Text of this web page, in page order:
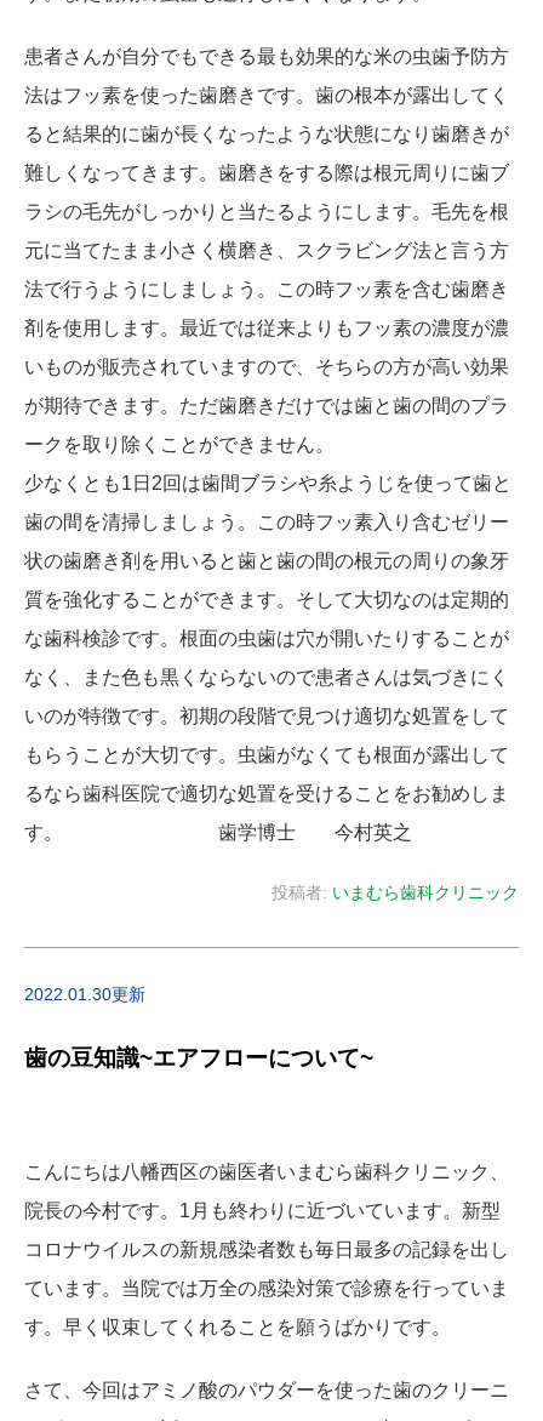
患者さんが自分でもできる最も効果的な米の虫歯予防方
法はフッ素を使った歯磨きです。歯の根本が露出してく
ると結果的に歯が長くなったような状態になり歯磨きが
難しくなってきます。歯磨きをする際は根元周りに歯ブ
ラシの毛先がしっかりと当たるようにします。毛先を根
元に当てたまま小さく横磨き、スクラビング法と言う方
法で行うようにしましょう。この時フッ素を含む歯磨き
剤を使用します。最近では従来よりもフッ素の濃度が濃
いものが販売されていますので、そちらの方が高い効果
が期待できます。ただ歯磨きだけでは歯と歯の間のプラ
ークを取り除くことができません。
少なくとも1日2回は歯間ブラシや糸ようじを使って歯と
歯の間を清掃しましょう。この時フッ素入り含むゼリー
状の歯磨き剤を用いると歯と歯の間の根元の周りの象牙
質を強化することができます。そして大切なのは定期的
な歯科検診です。根面の虫歯は穴が開いたりすることが
なく、また色も黒くならないので患者さんは気づきにく
いのが特徴です。初期の段階で見つけ適切な処置をして
もらうことが大切です。虫歯がなくても根面が露出して
るなら歯科医院で適切な処置を受けることをお勧めしま
す。 歯学博士 今村英之
投稿者: いまむら歯科クリニック
2022.01.30更新
歯の豆知識~エアフローについて~
こんにちは八幡西区の歯医者いまむら歯科クリニック、
院長の今村です。1月も終わりに近づいています。新型
コロナウイルスの新規感染者数も毎日最多の記録を出し
ています。当院では万全の感染対策で診療を行っていま
す。早く収束してくれることを願うばかりです。
さて、今回はアミノ酸のパウダーを使った歯のクリーニ